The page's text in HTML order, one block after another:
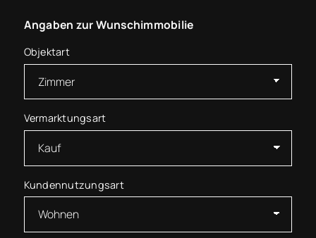
Angaben zur Wunschimmobilie
Objektart
Vermarktungsart
Kundennutzungsart